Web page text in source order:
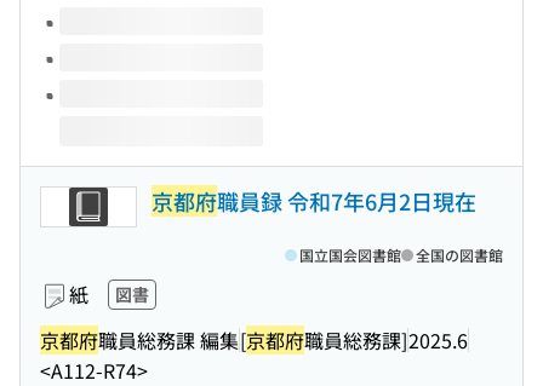
京都府職員録 令和7年6月2日現在
紙 図書
京都府職員総務課 編集[京都府職員総務課]2025.6
<A112-R74>
国立国会図書館 全国の図書館